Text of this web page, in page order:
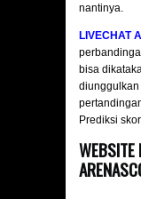
nantinya.
LIVECHAT
bisa
Prediksi
WEBSITE